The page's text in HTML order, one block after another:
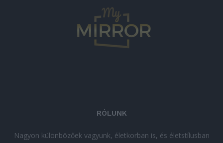
RÓLUNK
Nagyon különbözőek vagyunk, életkorban is, és életstílusban